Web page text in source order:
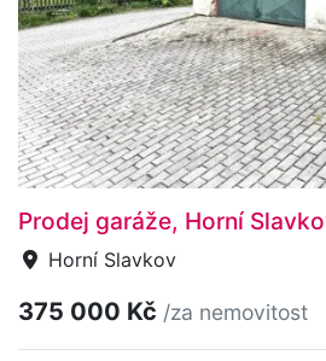
Prodej garáže, Horní
Horní Slavkov
375 000 Kč /za nemovitost